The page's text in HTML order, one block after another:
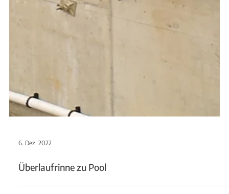
6. Dez. 2022
Balkonverglasung